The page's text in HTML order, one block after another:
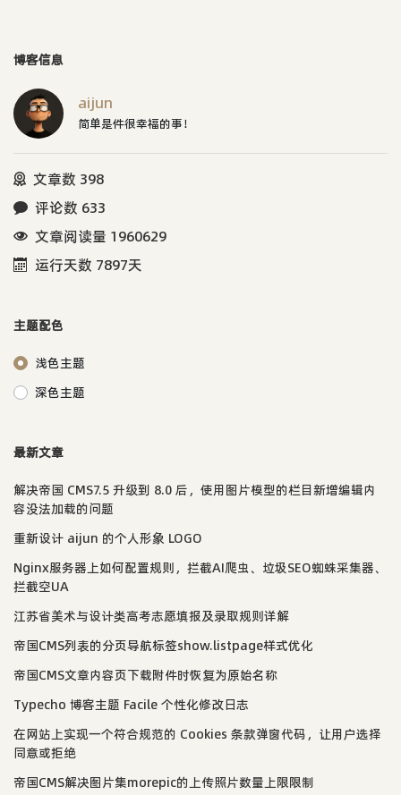
博客信息
aijun
简单是件很幸福的事！
文章数 398
评论数 633
文章阅读量 1960629
运行天数 7897天
主题配色
浅色主题
深色主题
最新文章
解决帝国 CMS7.5 升级到 8.0 后，使用图片模型的栏目新增编辑内
容没法加载的问题
重新设计 aijun 的个人形象 LOGO
Nginx服务器上如何配置规则，拦截AI爬虫、垃圾SEO蜘蛛采集器、
拦截空UA
江苏省美术与设计类高考志愿填报及录取规则详解
帝国CMS列表的分页导航标签show.listpage样式优化
帝国CMS文章内容页下载附件时恢复为原始名称
Typecho 博客主题 Facile 个性化修改日志
在网站上实现一个符合规范的 Cookies 条款弹窗代码，让用户选择
同意或拒绝
帝国CMS解决图片集morepic的上传照片数量上限限制